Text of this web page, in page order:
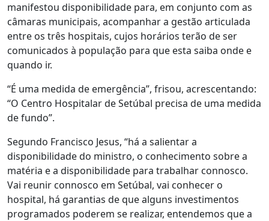
manifestou disponibilidade para, em conjunto com as
câmaras municipais, acompanhar a gestão articulada
entre os três hospitais, cujos horários terão de ser
comunicados à população para que esta saiba onde e
quando ir.
“É uma medida de emergência”, frisou, acrescentando:
“O Centro Hospitalar de Setúbal precisa de uma medida
de fundo”.
Segundo Francisco Jesus, “há a salientar a
disponibilidade do ministro, o conhecimento sobre a
matéria e a disponibilidade para trabalhar connosco.
Vai reunir connosco em Setúbal, vai conhecer o
hospital, há garantias de que alguns investimentos
programados poderem se realizar, entendemos que a